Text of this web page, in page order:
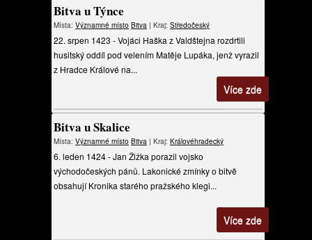
Bitva u Týnce
Místa: Významné místo Bitva | Kraj: Středočeský
22. srpen 1423 - Vojáci Haška z Valdštejna rozdrtili
husitský oddíl pod velením Matěje Lupáka, jenž vyrazil
z Hradce Králové na...
Více zde
Bitva u Skalice
Místa: Významné místo Bitva | Kraj: Královéhradecký
6. leden 1424 - Jan Žižka porazil vojsko
východočeských pánů. Lakonické zmínky o bitvě
obsahují Kronika starého pražského klegi...
Více zde